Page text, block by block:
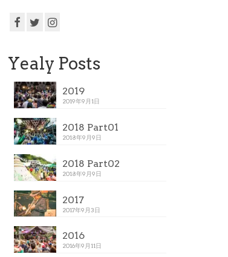
Yealy Posts
2019
2019年9月1日
2018 Part01
2018年9月9日
2018 Part02
2018年9月9日
2017
2017年9月3日
2016
2016年9月11日